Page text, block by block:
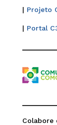
| Projeto
| Portal
Colabore